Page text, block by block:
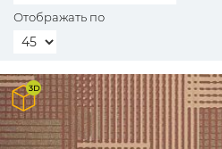
Отображать по